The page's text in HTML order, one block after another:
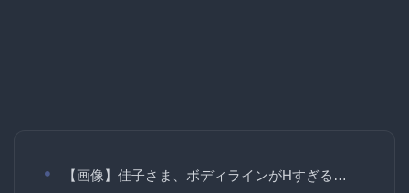
【画像】佳子さま、ボディラインがHすぎる…